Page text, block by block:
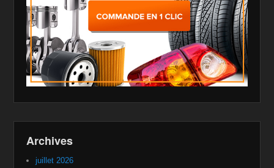
Archives
juillet 2026